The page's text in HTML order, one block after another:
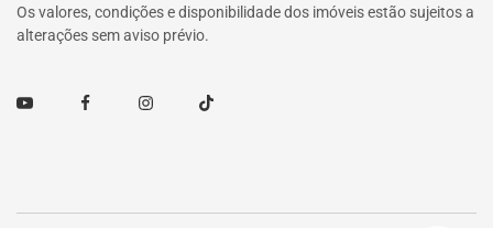
Os valores, condições e disponibilidade dos imóveis estão sujeitos a
alterações sem aviso prévio.
Youtube FacebookInstagramTikTok